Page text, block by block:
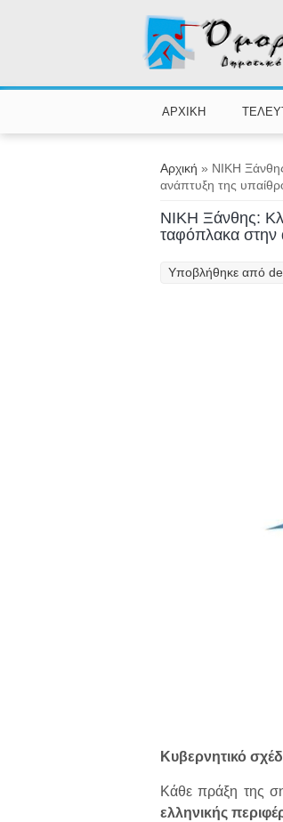
ΑΡΧΙΚΗ
Είστε εδώ
Αρχική » ΝΙΚΗ
ανάπτυξη της
ΝΙΚΗ Ξάνθης:
ταφόπλακα στην
Υποβλήθηκε από
Κυβερνητικό
Κάθε πράξη της
ελληνικής